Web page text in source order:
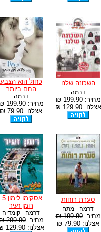
השכונה שלנו
דרמה
מחיר:199.90 ₪
אצלנו: 129.90 ₪
כחול הוא הצבע
החם ביותר
דרמה
מחיר:199.90 ₪
אצלנו: 79.90 ₪
סערת רוחות
דרמה - מתח
מחיר:199.90 ₪
אצלנו: 79.90 ₪
אסקימו לימון 5:
רומן זעיר
דרמה - קומדיה
מחיר:299.90 ₪
אצלנו: 129.90 ₪